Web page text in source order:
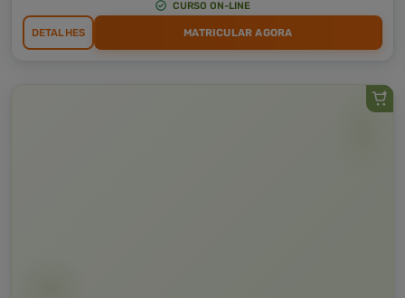
CURSO ON-LINE
DETALHES MATRICULAR AGORA